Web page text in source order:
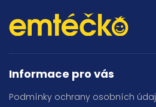
Informace pro vás
Podmínky ochrany osobních